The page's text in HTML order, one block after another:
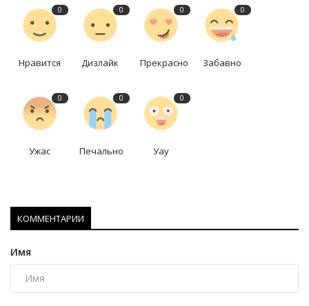
0
Нравится
0
Дизлайк
0
Прекрасно
0
Забавно
0
Ужас
0
Печально
0
Уау
КОММЕНТАРИИ
Имя